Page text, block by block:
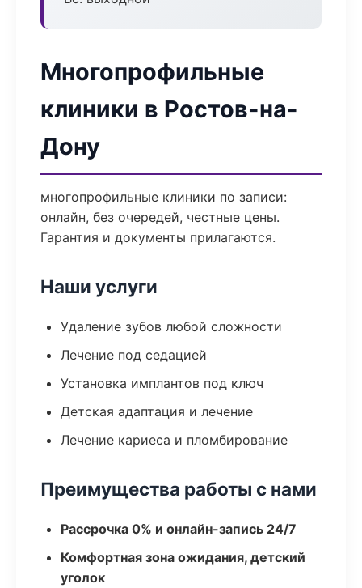
Многопрофильные
клиники в Ростов-на-
Дону
многопрофильные клиники по записи:
онлайн, без очередей, честные цены.
Гарантия и документы прилагаются.
Наши услуги
Удаление зубов любой сложности
Лечение под седацией
Установка имплантов под ключ
Детская адаптация и лечение
Лечение кариеса и пломбирование
Преимущества работы с нами
Рассрочка 0% и онлайн-запись 24/7
Комфортная зона ожидания, детский
уголок